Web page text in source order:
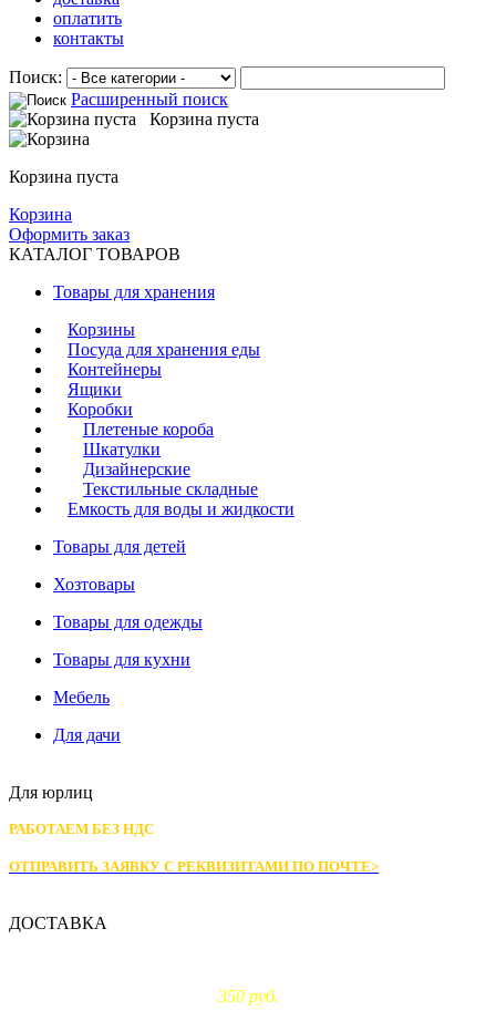
оплатить
контакты
Поиск:
Расширенный поиск
Корзина пуста
Корзина пуста
Корзина
Оформить заказ
КАТАЛОГ ТОВАРОВ
Товары для хранения
Корзины
Посуда для хранения еды
Контейнеры
Ящики
Коробки
Плетеные короба
Шкатулки
Дизайнерские
Текстильные складные
Емкость для воды и жидкости
Товары для детей
Хозтовары
Товары для одежды
Товары для кухни
Мебель
Для дачи
Для юрлиц
РАБОТАЕМ БЕЗ НДС
ОТПРАВИТЬ ЗАЯВКУ С РЕКВИЗИТАМИ ПО ПОЧТЕ>
ДОСТАВКА
350 руб.